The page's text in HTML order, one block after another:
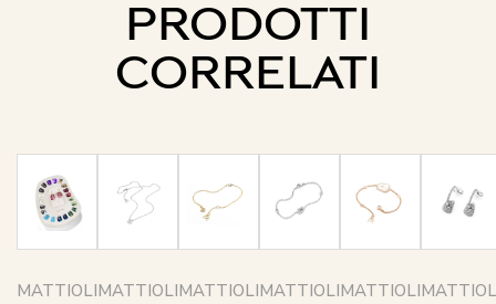
PRODOTTI
CORRELATI
MATTIOLIMATTIOLIMATTIOLIMATTIOLIMATTIOLI